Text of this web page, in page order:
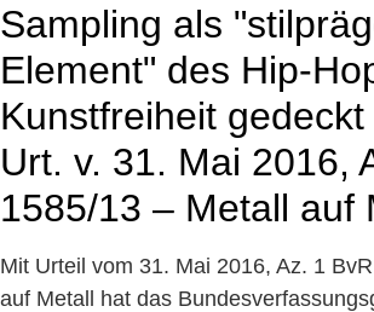
Sampling als
Element" des Hip-
Kunstfreiheit gedeckt
Urt. v. 31. Mai 2016,
1585/13 – Metall auf
Mit Urteil vom 31. Mai 2016, Az. 1
auf Metall hat das